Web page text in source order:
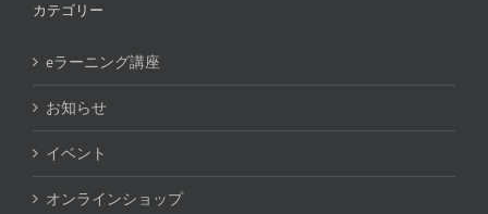
カテゴリー
eラーニング講座
お知らせ
イベント
オンラインショップ